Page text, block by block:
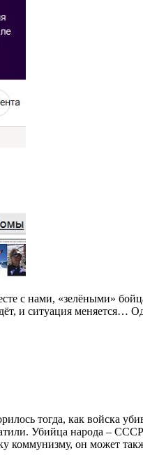
с нами, «зелёными»
и ситуация меняется…
тогда, как войска
Убийца народа – СССР
он может